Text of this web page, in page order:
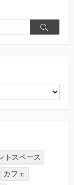
検
トスペース
カフェ